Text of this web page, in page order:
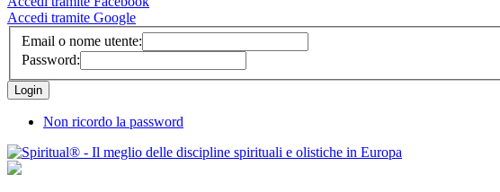
Accedi tramite Google
Email o nome utente:
Password:
Non ricordo la password